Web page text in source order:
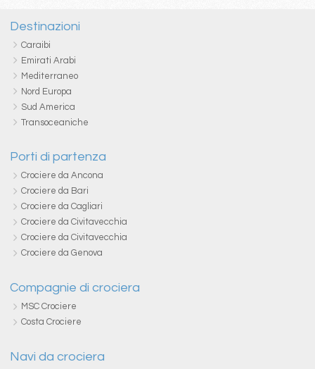
Destinazioni
Caraibi
Emirati Arabi
Mediterraneo
Nord Europa
Sud America
Transoceaniche
Porti di partenza
Crociere da Ancona
Crociere da Bari
Crociere da Cagliari
Crociere da Civitavecchia
Crociere da Civitavecchia
Crociere da Genova
Compagnie di crociera
MSC Crociere
Costa Crociere
Navi da crociera